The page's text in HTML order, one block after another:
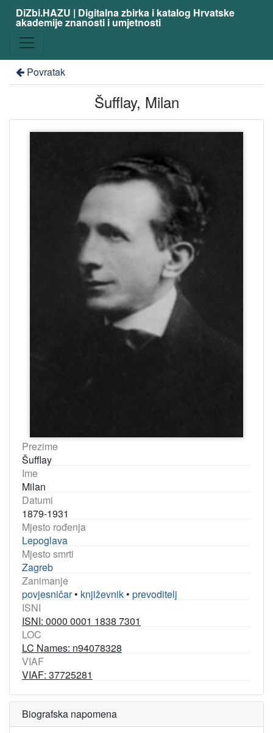
DiZbi.HAZU | Digitalna zbirka i katalog Hrvatske
akademije znanosti i umjetnosti
Povratak
Šufflay, Milan
Prezime
Šufflay
Ime
Milan
Datumi
1879-1931
Mjesto rođenja
Lepoglava
Mjesto smrti
Zagreb
Zanimanje
povjesničar• književnik • prevoditelj
ISNI
ISNI: 0000 0001 1838 7301
LOC
LC Names: n94078328
VIAF
VIAF: 37725281
Biografska napomena